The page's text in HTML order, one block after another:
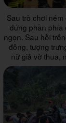
Sau trò chơi
đứng phần phía
ngọn. Sau hồi
đông, tượng
nữ giả vờ thua,